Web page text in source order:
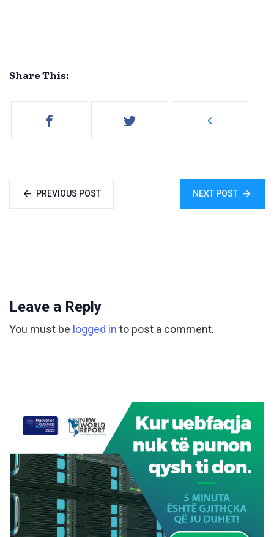
Share This:
PREVIOUS POST NEXT POST
Leave a Reply
You must be logged in to post a comment.